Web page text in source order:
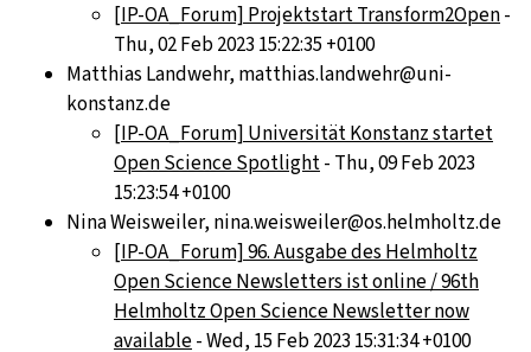
[IP-OA_Forum] Projektstart Transform2Open-
Thu, 02 Feb 2023 15:22:35 +0100
Matthias Landwehr, matthias.landwehr@uni-
konstanz.de
[IP-OA_Forum] Universität Konstanz startet
Open Science Spotlight- Thu, 09 Feb 2023
15:23:54 +0100
Nina Weisweiler, nina.weisweiler@os.helmholtz.de
[IP-OA_Forum] 96. Ausgabe des Helmholtz
Open Science Newsletters ist online / 96th
Helmholtz Open Science Newsletter now
available- Wed, 15 Feb 2023 15:31:34 +0100